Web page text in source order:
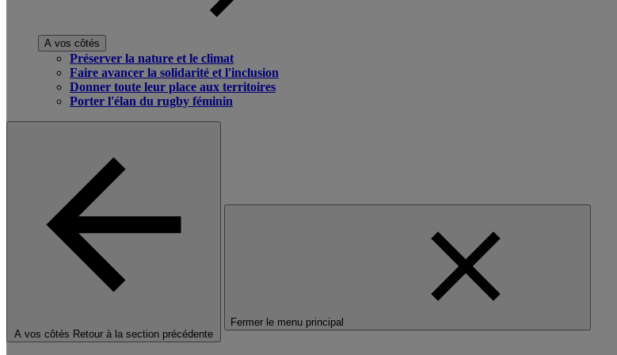
A vos côtés
Préserver la nature et le climat
Faire avancer la solidarité et l'inclusion
Donner toute leur place aux territoires
Porter l'élan du rugby féminin
A vos côtés Retour à la section précédente
Fermer le menu principal